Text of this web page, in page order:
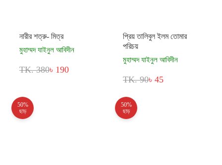
নারীর শত্রু- মিত্র
মুহাম্মদ যাইনুল আবিদীন
TK. 380৳ 190
প্রিয় তালিবুল ইলম তোমার
পরিচয়
মুহাম্মদ যাইনুল আবিদীন
TK. 90৳ 45
50%
ছাড়
50%
ছাড়